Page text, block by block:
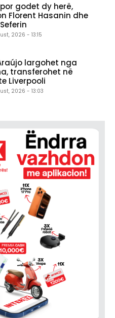
godet dy herë,
Florent Hasanin dhe
2026 - 13:15
largohet nga
transferohet në
Liverpooli
2026 - 13:03